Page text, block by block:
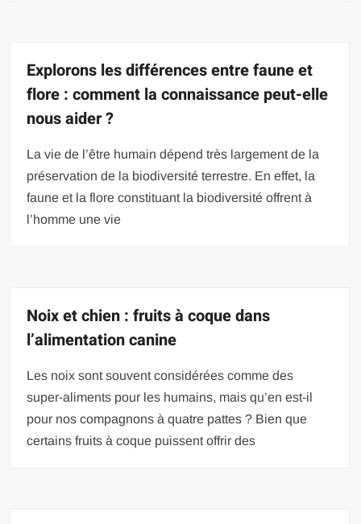
Explorons les différences entre faune et
flore : comment la connaissance peut-elle
nous aider ?
La vie de l’être humain dépend très largement de la
préservation de la biodiversité terrestre. En effet, la
faune et la flore constituant la biodiversité offrent à
l’homme une vie
Noix et chien : fruits à coque dans
l’alimentation canine
Les noix sont souvent considérées comme des
super-aliments pour les humains, mais qu’en est-il
pour nos compagnons à quatre pattes ? Bien que
certains fruits à coque puissent offrir des